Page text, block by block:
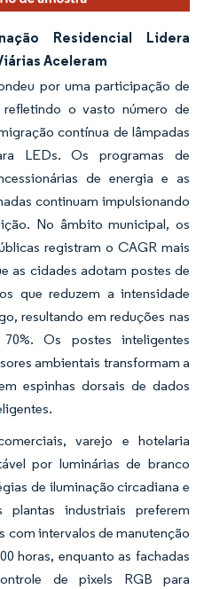
Residencial Lidera
Aceleram
por uma participação de
o vasto número de
contínua de lâmpadas
LEDs. Os programas de
de energia e as
continuam impulsionando
No âmbito municipal, os
registram o CAGR mais
as cidades adotam postes de
que reduzem a intensidade
resultando em reduções nas
Os postes inteligentes
ambientais transformam a
espinhas dorsais de dados
varejo e hotelaria
por luminárias de branco
de iluminação circadiana e
industriais preferem
com intervalos de manutenção
horas, enquanto as fachadas
de pixels RGB para